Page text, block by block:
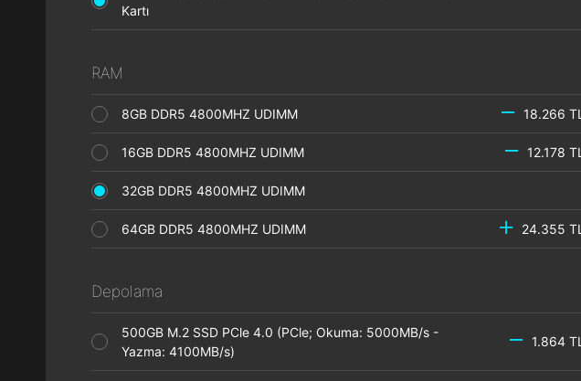
Kartı
RAM
8GB DDR5 4800MHZ UDIMM 18.266 TL
16GB DDR5 4800MHZ UDIMM 12.178 TL
32GB DDR5 4800MHZ UDIMM
64GB DDR5 4800MHZ UDIMM 24.355 TL
Depolama
500GB M.2 SSD PCle 4.0 (PCle; Okuma: 5000MB/s -
Yazma: 4100MB/s)
1.864 TL